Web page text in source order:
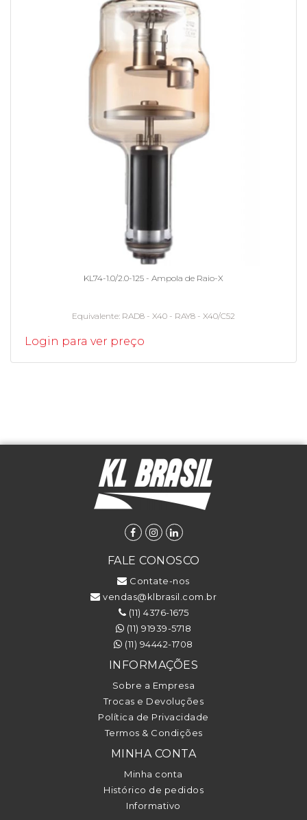
KL74-1.0/2.0-125 - Ampola de Raio-X
Equivalente RAD8 - X40 - RAY8 - X40/C52
Login para ver preço
FALE CONOSCO
Contate-nos
vendas@klbrasil.com.br
(11) 4376-1675
(11) 91939-5718
(11) 94442-1708
INFORMAÇÕES
Sobre a Empresa
Trocas e Devoluções
Política de Privacidade
Termos & Condições
MINHA CONTA
Minha conta
Histórico de pedidos
Informativo